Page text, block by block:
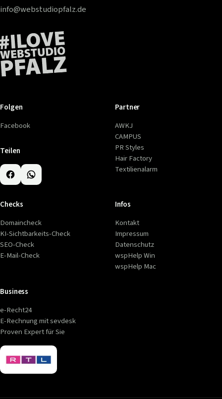
info@webstudiopfalz.de
Folgen
Facebook
Teilen
Partner
AWKJ
CAMPUS
PR Styles
Hair Factory
Textilienalarm
Checks
Domaincheck
KI-Sichtbarkeits-Check
SEO-Check
E-Mail-Check
Infos
Kontakt
Impressum
Datenschutz
wspHelp Win
wspHelp Mac
Business
e-Recht24
E-Rechnung mit sevdesk
Proven Expert für Sie